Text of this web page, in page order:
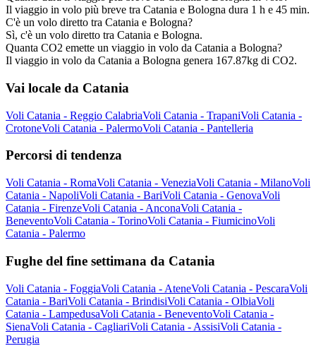
Il viaggio in volo più breve tra Catania e Bologna dura 1 h e 45 min.
C'è un volo diretto tra Catania e Bologna?
Sì, c'è un volo diretto tra Catania e Bologna.
Quanta CO2 emette un viaggio in volo da Catania a Bologna?
Il viaggio in volo da Catania a Bologna genera 167.87kg di CO2.
Vai locale da Catania
Voli Catania - Reggio CalabriaVoli Catania - TrapaniVoli Catania -
CrotoneVoli Catania - PalermoVoli Catania - Pantelleria
Percorsi di tendenza
Voli Catania - RomaVoli Catania - VeneziaVoli Catania - MilanoVoli
Catania - NapoliVoli Catania - BariVoli Catania - GenovaVoli
Catania - FirenzeVoli Catania - AnconaVoli Catania -
BeneventoVoli Catania - TorinoVoli Catania - FiumicinoVoli
Catania - Palermo
Fughe del fine settimana da Catania
Voli Catania - FoggiaVoli Catania - AteneVoli Catania - PescaraVoli
Catania - BariVoli Catania - BrindisiVoli Catania - OlbiaVoli
Catania - LampedusaVoli Catania - BeneventoVoli Catania -
SienaVoli Catania - CagliariVoli Catania - AssisiVoli Catania -
Perugia